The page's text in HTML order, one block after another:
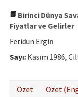
Yayın İlkeleri
Etik İlkeler
Yazar Rehberi
İletişim
Birinci Dünya
Fiyatlar ve Gelirler
Feridun Ergin
Sayı: Kasım 1986,
Özet
Özet